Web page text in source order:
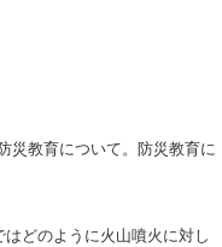
災教育について。防災教育に
どのように火山噴火に対し